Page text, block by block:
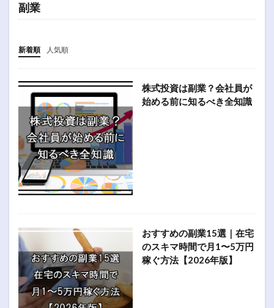
副業
新着順 人気順
株式投資は副業？会社員が
始める前に知るべき全知識
おすすめの副業15選｜在宅
のスキマ時間で月1〜5万円
稼ぐ方法【2026年版】